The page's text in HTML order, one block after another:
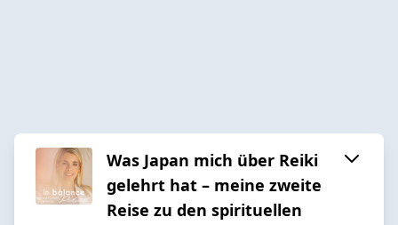
Was Japan mich über Reiki
gelehrt hat – meine zweite
Reise zu den spirituellen